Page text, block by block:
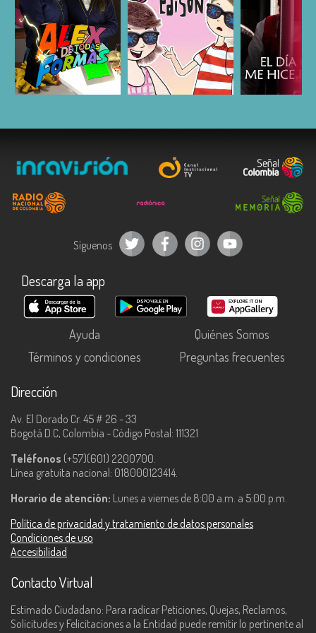
ESCUCHAR ESCUCHAR
Síguenos
Descarga la app
Ayuda
Quiénes Somos
Términos y condiciones
Preguntas frecuentes
Dirección
Av. El Dorado Cr. 45 # 26 - 33
Bogotá D.C, Colombia - Código Postal: 111321
Teléfonos (+57)(601) 2200700.
Línea gratuita nacional: 018000123414.
Horario de atención: Lunes a viernes de 8:00 a.m. a 5:00 p.m.
Política de privacidad y tratamiento de datos personales
Condiciones de uso
Accesibilidad
Contacto Virtual
Estimado Ciudadano: Para radicar Peticiones, Quejas, Reclamos,
Solicitudes y Felicitaciones a la Entidad puede remitir lo pertinente al